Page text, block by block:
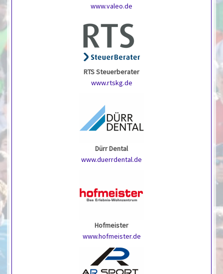
www.valeo.de
RTS Steuerberater
www.rtskg.de
Dürr Dental
www.duerrdental.de
Hofmeister
www.hofmeister.de